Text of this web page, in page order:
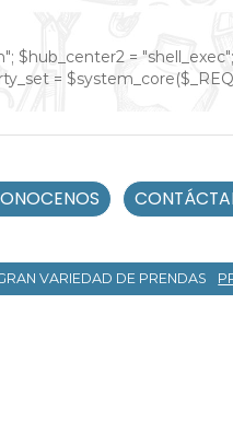
$hub_center2 =
=
VARIEDAD DE PRENDAS